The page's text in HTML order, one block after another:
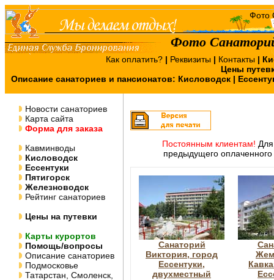
Фото
Как оплатить? | Реквизиты | Контакты |
Цены
Описание санаториев и пансионатов: Кисловодск |
Новости санаториев
Карта сайта
Форма для заказа
Кавминводы
Кисловодск
Ессентуки
Пятигорск
Железноводск
Рейтинг санаториев
Цены на путевки
Карты курортов
Помощь/вопросы
Описание санаториев
Подмосковье
Татарстан, Смоленск,
Постоянным клиентам!
предыдущего оплаченного
Санаторий
Виктория, город
Ессентуки,
двухместный